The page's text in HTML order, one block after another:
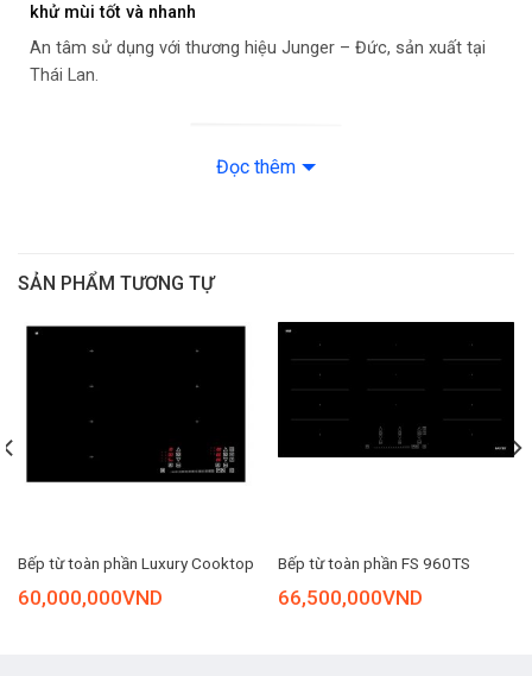
Tiện ích: Cảnh báo khi phát hiện có khí gas, khói, CO2 Có đèn
LED chiếu sáng tiện lợi
khử mùi tốt và nhanh
An tâm sử dụng với thương hiệu Junger – Đức, sản xuất tại
Thái Lan.
Sử dụng an toàn với khả năng tự cảnh báo khi phát hiện rò
CO2 trong không khí vượt quá so với thông thường, máy sẽ
Đọc thêm
SẢN PHẨM TƯƠNG TỰ
Bếp từ toàn phần Luxury Cooktop
60,000,000VND
Bếp từ toàn phần FS 960TS
66,500,000VND